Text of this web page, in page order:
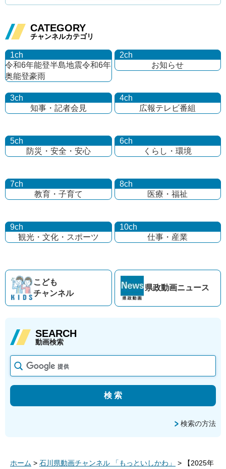
CATEGORY
チャンネルカテゴリ
1ch
令和6年能登半島地震令和6年
奥能登豪雨
2ch
お知らせ
3ch
知事・記者会見
4ch
広報テレビ番組
5ch
防災・安全・安心
6ch
くらし・環境
7ch
教育・子育て
8ch
医療・福祉
9ch
観光・文化・ スポーツ
10ch
仕事・産業
こども
チャンネル
県政動画ニュース
SEARCH
動画検索
検索の方法
ホーム > 石川県動画チャンネル 「もっといしかわ」
> 【2025年